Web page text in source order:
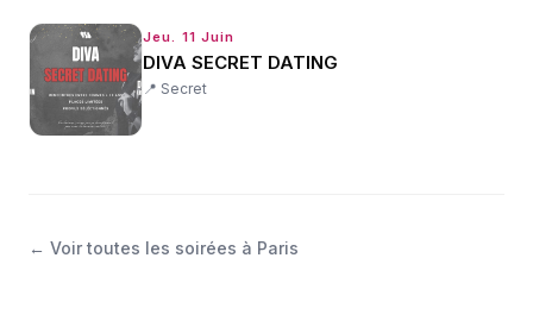
Jeu. 11 Juin
DIVA SECRET DATING
📍 Secret
← Voir toutes les soirées à Paris